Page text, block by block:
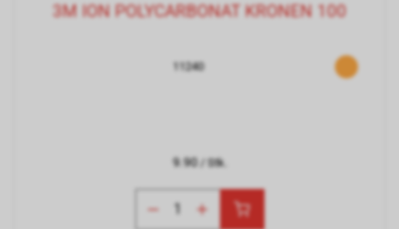
3M ION POLYCARBONAT KRONEN 100
11240
9.90/ Stk.